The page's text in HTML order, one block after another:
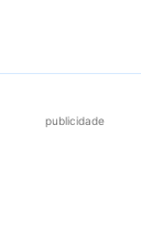
publicidade